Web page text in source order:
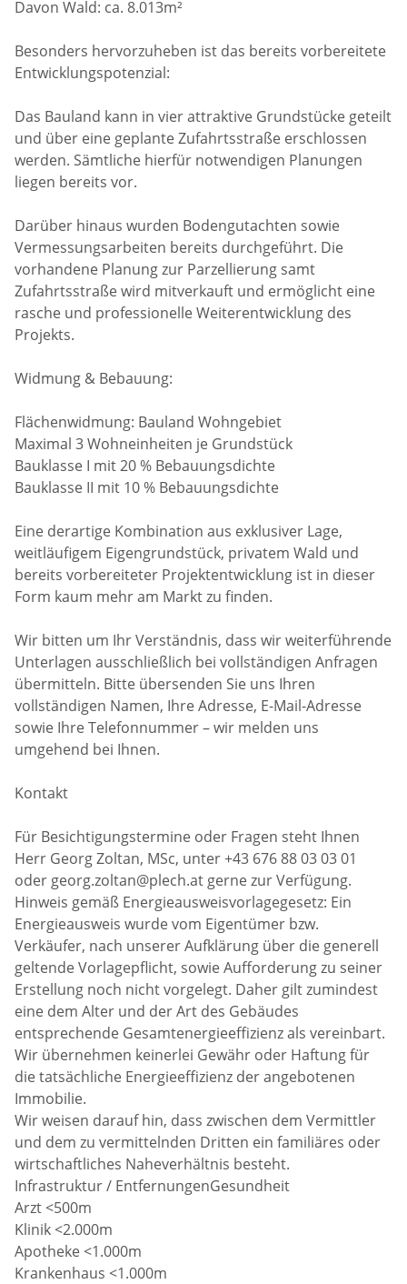
Davon Wald: ca. 8.013m²
Besonders hervorzuheben ist das bereits vorbereitete
Entwicklungspotenzial:
Das Bauland kann in vier attraktive Grundstücke geteilt
und über eine geplante Zufahrtsstraße erschlossen
werden. Sämtliche hierfür notwendigen Planungen
liegen bereits vor.
Darüber hinaus wurden Bodengutachten sowie
Vermessungsarbeiten bereits durchgeführt. Die
vorhandene Planung zur Parzellierung samt
Zufahrtsstraße wird mitverkauft und ermöglicht eine
rasche und professionelle Weiterentwicklung des
Projekts.
Widmung & Bebauung:
Flächenwidmung: Bauland Wohngebiet
Maximal 3 Wohneinheiten je Grundstück
Bauklasse I mit 20 % Bebauungsdichte
Bauklasse II mit 10 % Bebauungsdichte
Eine derartige Kombination aus exklusiver Lage,
weitläufigem Eigengrundstück, privatem Wald und
bereits vorbereiteter Projektentwicklung ist in dieser
Form kaum mehr am Markt zu finden.
Wir bitten um Ihr Verständnis, dass wir weiterführende
Unterlagen ausschließlich bei vollständigen Anfragen
übermitteln. Bitte übersenden Sie uns Ihren
vollständigen Namen, Ihre Adresse, E-Mail-Adresse
sowie Ihre Telefonnummer – wir melden uns
umgehend bei Ihnen.
Kontakt
Für Besichtigungstermine oder Fragen steht Ihnen
Herr Georg Zoltan, MSc, unter +43 676 88 03 03 01
oder georg.zoltan@plech.at gerne zur Verfügung.
Hinweis gemäß Energieausweisvorlagegesetz: Ein
Energieausweis wurde vom Eigentümer bzw.
Verkäufer, nach unserer Aufklärung über die generell
geltende Vorlagepflicht, sowie Aufforderung zu seiner
Erstellung noch nicht vorgelegt. Daher gilt zumindest
eine dem Alter und der Art des Gebäudes
entsprechende Gesamtenergieeffizienz als vereinbart.
Wir übernehmen keinerlei Gewähr oder Haftung für
die tatsächliche Energieeffizienz der angebotenen
Immobilie.
Wir weisen darauf hin, dass zwischen dem Vermittler
und dem zu vermittelnden Dritten ein familiäres oder
wirtschaftliches Naheverhältnis besteht.
Infrastruktur / EntfernungenGesundheit
Arzt <500m
Klinik <2.000m
Apotheke <1.000m
Krankenhaus <1.000m